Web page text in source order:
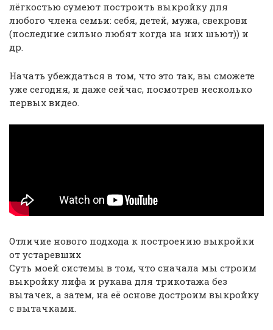
лёгкостью сумеют построить выкройку для
любого члена семьи: себя, детей, мужа, свекрови
(последние сильно любят когда на них шьют)) и
др.
Начать убеждаться в том, что это так, вы сможете
уже сегодня, и даже сейчас, посмотрев несколько
первых видео.
Отличие нового подхода к построению выкройки
от устаревших
Суть моей системы в том, что сначала мы строим
выкройку лифа и рукава для трикотажа без
вытачек, а затем, на её основе достроим выкройку
с вытачками.